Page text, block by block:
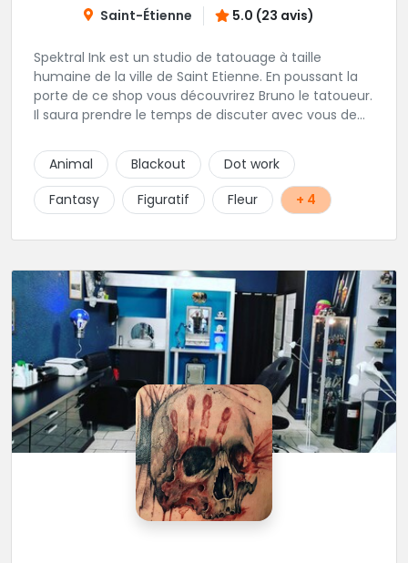
Saint-Étienne 5.0 (23 avis)
Spektral Ink est un studio de tatouage à taille
humaine de la ville de Saint Etienne. En poussant la
porte de ce shop vous découvrirez Bruno le tatoueur.
Il saura prendre le temps de discuter avec vous de
un message ou à l'appeler.
Animal Blackout
Dot work
Fantasy
Figuratif Fleur + 4